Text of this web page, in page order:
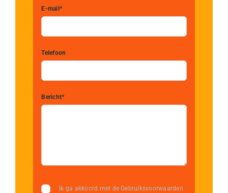
E-mail*
Telefoon
Bericht*
Ik ga akkoord met de Gebruiksvoorwaarden